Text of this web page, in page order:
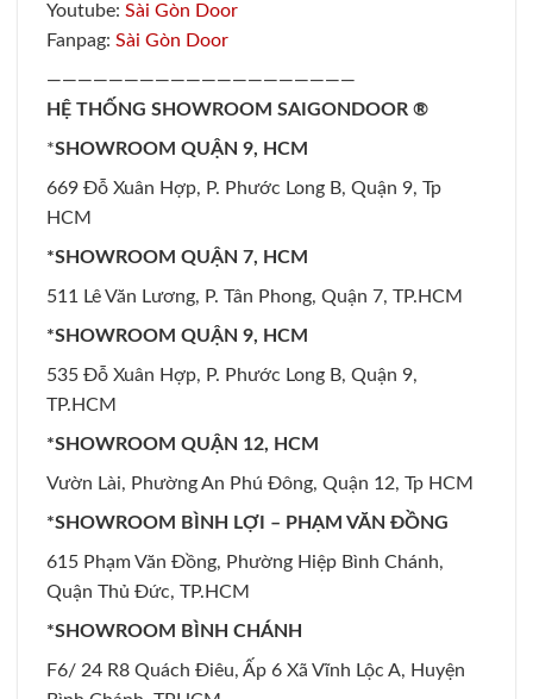
Youtube: Sài Gòn Door
Fanpag: Sài Gòn Door
————————————————————
HỆ THỐNG SHOWROOM SAIGONDOOR ®
*SHOWROOM QUẬN 9, HCM
669 Đỗ Xuân Hợp, P. Phước Long B, Quận 9, Tp
HCM
*SHOWROOM QUẬN 7, HCM
511 Lê Văn Lương, P. Tân Phong, Quận 7, TP.HCM
*SHOWROOM QUẬN 9, HCM
535 Đỗ Xuân Hợp, P. Phước Long B, Quận 9,
TP.HCM
*SHOWROOM QUẬN 12, HCM
Vườn Lài, Phường An Phú Đông, Quận 12, Tp HCM
*SHOWROOM BÌNH LỢI – PHẠM VĂN ĐỒNG
615 Phạm Văn Đồng, Phường Hiệp Bình Chánh,
Quận Thủ Đức, TP.HCM
*SHOWROOM BÌNH CHÁNH
F6/ 24 R8 Quách Điêu, Ấp 6 Xã Vĩnh Lộc A, Huyện